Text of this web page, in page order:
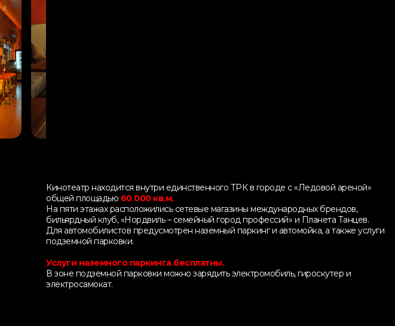
Кинотеатр находится внутри единственного ТРК в городе с «Ледовой ареной»
общей площадью 60 000 кв.м.
На пяти этажах расположились сетевые магазины международных брендов,
бильярдный клуб, «Нордвиль – семейный город профессий» и Планета Танцев.
Для автомобилистов предусмотрен наземный паркинг и автомойка, а также услуги
подземной парковки.
Услуги наземного паркинга бесплатны.
В зоне подземной парковки можно зарядить электромобиль, гироскутер и
электросамокат.